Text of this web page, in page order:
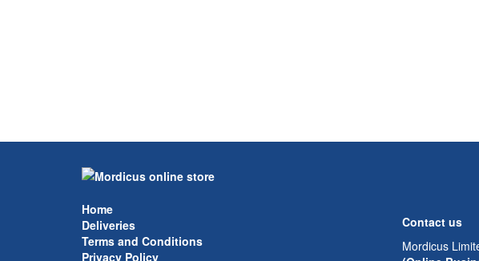
Home
Deliveries
Terms and Conditions
Privacy Policy
Contact us
Mordicus